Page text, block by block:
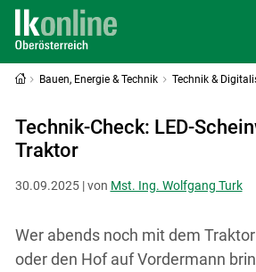
Bauen, Energie & Technik Technik &
Technik-Check: LED-
Traktor
30.09.2025 | von Mst. Ing. Wolfgang Turk
Wer abends noch mit dem
oder den Hof auf Vordermann